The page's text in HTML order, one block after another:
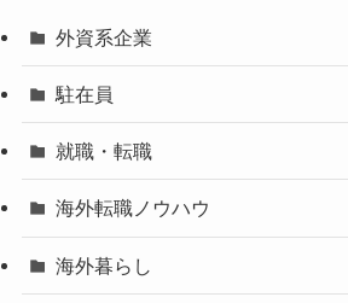
外資系企業
駐在員
就職・転職
海外転職ノウハウ
海外暮らし